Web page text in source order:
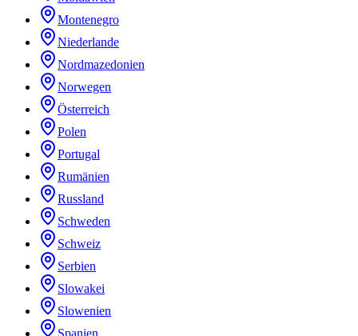
Montenegro
Niederlande
Nordmazedonien
Norwegen
Österreich
Polen
Portugal
Rumänien
Russland
Schweden
Schweiz
Serbien
Slowakei
Slowenien